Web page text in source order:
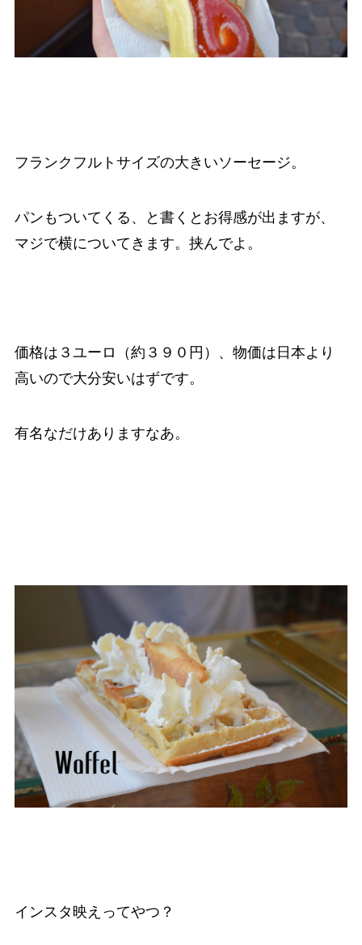
フランクフルトサイズの大きいソーセージ。
パンもついてくる、と書くとお得感が出ますが、
マジで横についてきます。挟んでよ。
価格は３ユーロ（約３９０円）、物価は日本より
高いので大分安いはずです。
有名なだけありますなあ。
インスタ映えってやつ？